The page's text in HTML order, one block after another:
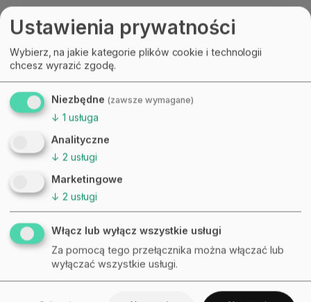
Ustawienia prywatności
Wybierz, na jakie kategorie plików cookie i technologii
chcesz wyrazić zgodę.
Niezbędne (zawsze wymagane)
↓ 1 usługa
Analityczne
↓ 2 usługi
Marketingowe
↓ 2 usługi
Włącz lub wyłącz wszystkie usługi
Za pomocą tego przełącznika można włączać lub
wyłączać wszystkie usługi.